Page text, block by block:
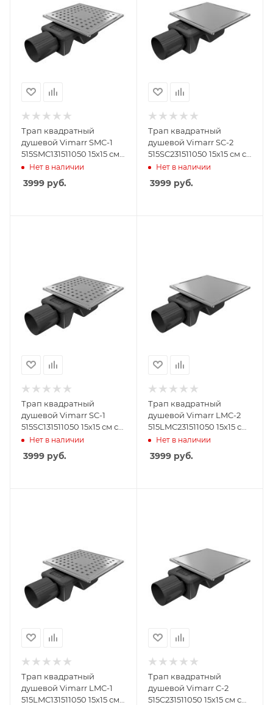
Трап квадратный
душевой Vimarr SMC-1
515SMC131511050 15х15 см
с рамкой из
нержавеющей стали, с
горизонтальным
Нет в наличии
3999 руб.
Трап квадратный
душевой Vimarr SC-2
515SC231511050 15х15 см с
рамкой из
нержавеющей стали, с
горизонтальным
Нет в наличии
3999руб.
Трап квадратный
душевой Vimarr SC-1
515SC131511050 15х15 см с
рамкой из
нержавеющей стали, с
горизонтальным
Нет в наличии
3999 руб.
Трап квадратный
душевой Vimarr LMC-2
515LMC231511050 15х15 см
с рамкой из
нержавеющей стали, с
горизонтальным
Нет в наличии
3999руб.
Трап квадратный
душевой Vimarr LMC-1
515LMC131511050 15х15 см
Трап квадратный
душевой Vimarr C-2
515C231511050 15х15 см с